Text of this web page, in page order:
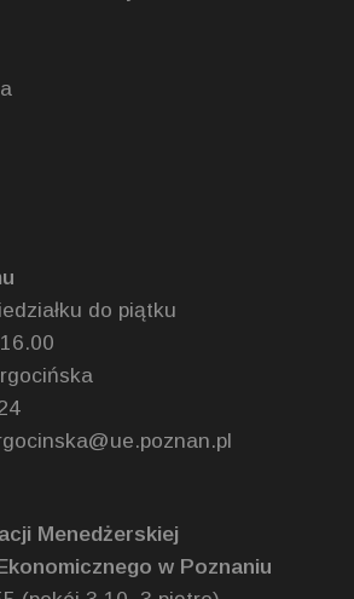
do piątku
Menedżerskiej
w Poznaniu